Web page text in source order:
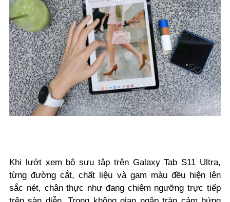
Khi lướt xem bộ sưu tập trên Galaxy Tab S11 Ultra,
từng đường cắt, chất liệu và gam màu đều hiện lên
sắc nét, chân thực như đang chiêm ngưỡng trực tiếp